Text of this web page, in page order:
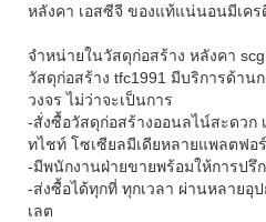
หลังคา เอสซีจี ของแท้แน่นอนมีเค
จำหน่ายในวัสดุก่อสร้าง หลังคา scg
วัสดุก่อสร้าง tfc1991 มีบริการด้าน
วงจร ไม่ว่าจะเป็นการ
-สั่งซื้อวัสดุก่อสร้างออนลไน์สะดวก
ทไชท์ โซเซียลมีเดียหลายแพลตฟอ
-มีพนักงานฝ่ายขายพร้อมให้การปรึ
-ส่งซื้อได้ทุกที่ ทุกเวลา ผ่านหลายอุ
เลต